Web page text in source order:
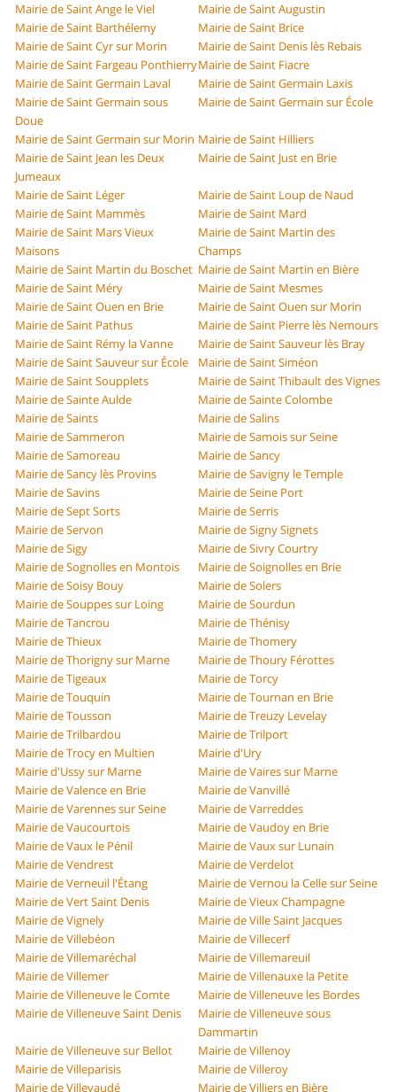
Mairie de Saint Ange le Viel
Mairie de Saint Augustin
Mairie de Saint Barthélemy
Mairie de Saint Brice
Mairie de Saint Cyr sur Morin
Mairie de Saint Denis lès Rebais
Mairie de Saint Fargeau PonthierryMairie de Saint Fiacre
Mairie de Saint Germain Laval
Mairie de Saint Germain Laxis
Mairie de Saint Germain sous
Doue
Mairie de Saint Germain sur École
Mairie de Saint Germain sur Morin Mairie de Saint Hilliers
Mairie de Saint Jean les Deux
Jumeaux
Mairie de Saint Just en Brie
Mairie de Saint Léger
Mairie de Saint Loup de Naud
Mairie de Saint Mammès
Mairie de Saint Mard
Mairie de Saint Mars Vieux
Maisons
Mairie de Saint Martin des
Champs
Mairie de Saint Martin du Boschet Mairie de Saint Martin en Bière
Mairie de Saint Méry
Mairie de Saint Mesmes
Mairie de Saint Ouen en Brie
Mairie de Saint Ouen sur Morin
Mairie de Saint Pathus
Mairie de Saint Pierre lès Nemours
Mairie de Saint Rémy la Vanne
Mairie de Saint Sauveur lès Bray
Mairie de Saint Sauveur sur École
Mairie de Saint Siméon
Mairie de Saint Soupplets
Mairie de Saint Thibault des Vignes
Mairie de Sainte Aulde
Mairie de Sainte Colombe
Mairie de Saints
Mairie de Salins
Mairie de Sammeron
Mairie de Samois sur Seine
Mairie de Samoreau
Mairie de Sancy
Mairie de Sancy lès Provins
Mairie de Savigny le Temple
Mairie de Savins
Mairie de Seine Port
Mairie de Sept Sorts
Mairie de Serris
Mairie de Servon
Mairie de Signy Signets
Mairie de Sigy
Mairie de Sivry Courtry
Mairie de Sognolles en Montois
Mairie de Soignolles en Brie
Mairie de Soisy Bouy
Mairie de Solers
Mairie de Souppes sur Loing
Mairie de Sourdun
Mairie de Tancrou
Mairie de Thénisy
Mairie de Thieux
Mairie de Thomery
Mairie de Thorigny sur Marne
Mairie de Thoury Férottes
Mairie de Tigeaux
Mairie de Torcy
Mairie de Touquin
Mairie de Tournan en Brie
Mairie de Tousson
Mairie de Treuzy Levelay
Mairie de Trilbardou
Mairie de Trilport
Mairie de Trocy en Multien
Mairie d'Ury
Mairie d'Ussy sur Marne
Mairie de Vaires sur Marne
Mairie de Valence en Brie
Mairie de Vanvillé
Mairie de Varennes sur Seine
Mairie de Varreddes
Mairie de Vaucourtois
Mairie de Vaudoy en Brie
Mairie de Vaux le Pénil
Mairie de Vaux sur Lunain
Mairie de Vendrest
Mairie de Verdelot
Mairie de Verneuil l'Étang
Mairie de Vernou la Celle sur Seine
Mairie de Vert Saint Denis
Mairie de Vieux Champagne
Mairie de Vignely
Mairie de Ville Saint Jacques
Mairie de Villebéon
Mairie de Villecerf
Mairie de Villemaréchal
Mairie de Villemareuil
Mairie de Villemer
Mairie de Villenauxe la Petite
Mairie de Villeneuve le Comte
Mairie de Villeneuve les Bordes
Mairie de Villeneuve Saint Denis
Mairie de Villeneuve sous
Dammartin
Mairie de Villeneuve sur Bellot
Mairie de Villenoy
Mairie de Villeparisis
Mairie de Villeroy
Mairie de Villevaudé
Mairie de Villiers en Bière